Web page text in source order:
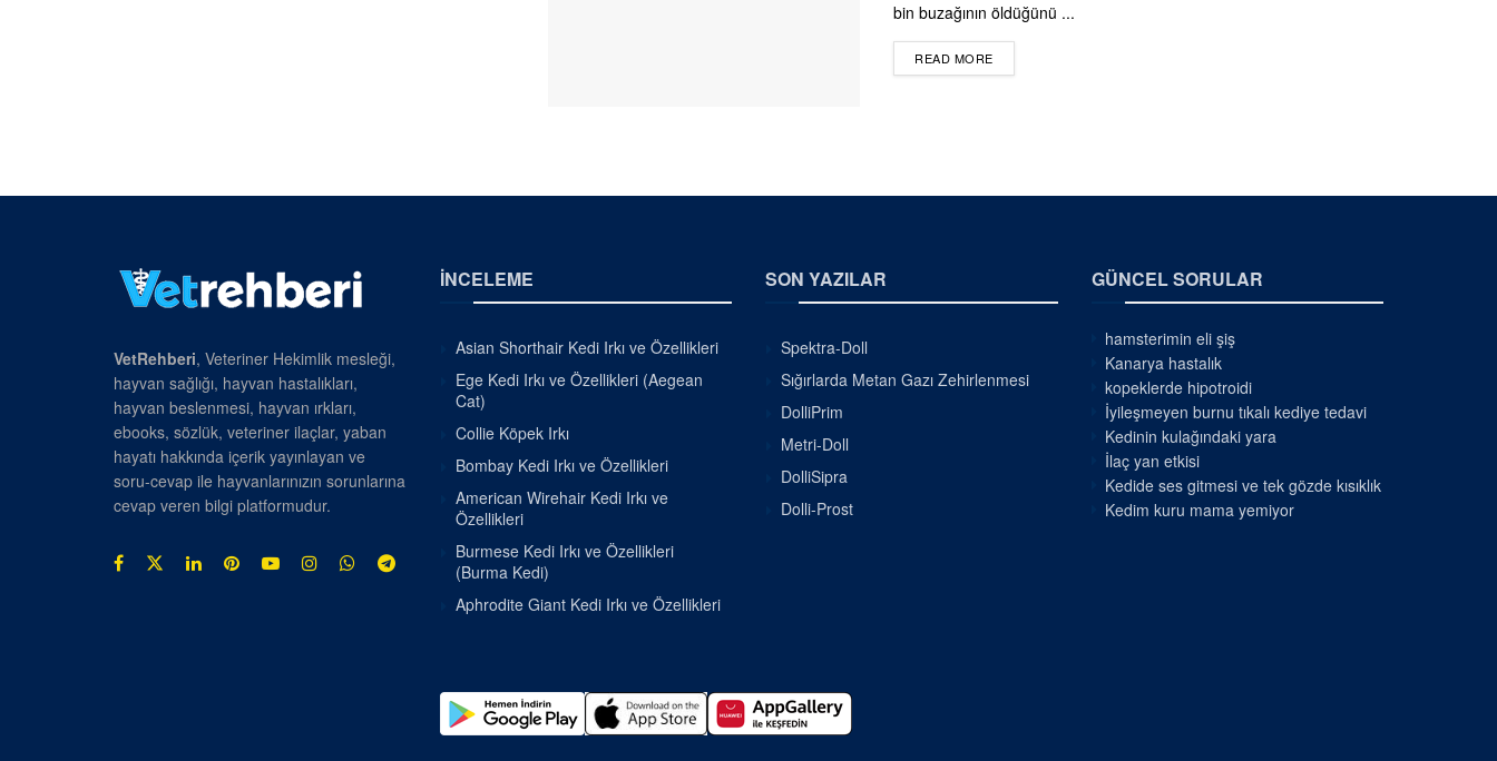
bin buzağının öldüğünü ...
READ MOREDETAILS
VetRehberi, Veteriner Hekimlik mesleği,
hayvan sağlığı, hayvan hastalıkları,
hayvan beslenmesi, hayvan ırkları,
ebooks, sözlük, veteriner ilaçlar, yaban
hayatı hakkında içerik yayınlayan ve
soru-cevap ile hayvanlarınızın sorunlarına
cevap veren bilgi platformudur.
İNCELEME
Asian Shorthair Kedi Irkı ve Özellikleri
Ege Kedi Irkı ve Özellikleri (Aegean
Cat)
Collie Köpek Irkı
Bombay Kedi Irkı ve Özellikleri
American Wirehair Kedi Irkı ve
Özellikleri
Burmese Kedi Irkı ve Özellikleri
(Burma Kedi)
Aphrodite Giant Kedi Irkı ve Özellikleri
SON YAZILAR
Spektra-Doll
Sığırlarda Metan Gazı Zehirlenmesi
DolliPrim
Metri-Doll
DolliSipra
Dolli-Prost
GÜNCEL SORULAR
hamsterimin eli şiş
Kanarya hastalık
kopeklerde hipotroidi
İyileşmeyen burnu tıkalı kediye tedavi
Kedinin kulağındaki yara
İlaç yan etkisi
Kedide ses gitmesi ve tek gözde kısıklık
Kedim kuru mama yemiyor